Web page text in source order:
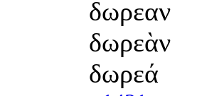
δωρεαν
δωρεὰν
δωρεά